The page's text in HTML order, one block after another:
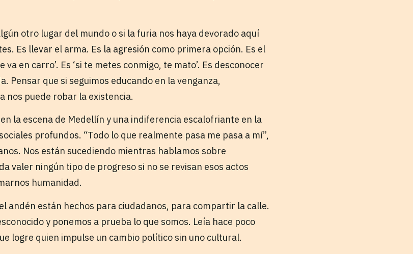
otro lugar del mundo o si la furia nos haya devorado aquí
Es llevar el arma. Es la agresión como primera opción. Es el
va en carro’. Es ‘si te metes conmigo, te mato’. Es desconocer
Pensar que si seguimos educando en la venganza,
nos puede robar la existencia.
la escena de Medellín y una indiferencia escalofriante en la
profundos. “Todo lo que realmente pasa me pasa a mí”,
Nos están sucediendo mientras hablamos sobre
valer ningún tipo de progreso si no se revisan esos actos
humanidad.
andén están hechos para ciudadanos, para compartir la calle.
y ponemos a prueba lo que somos. Leía hace poco
logre quien impulse un cambio político sin uno cultural.